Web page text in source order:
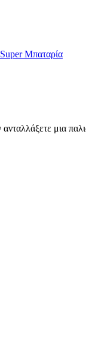
Super Μπαταρία
μια